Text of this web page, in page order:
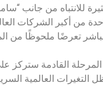
للانتباه من جانب
تعرضًا ملحوظًا
القادمة ستركز
العالمية